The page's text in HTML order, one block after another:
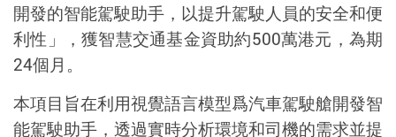
開發的智能駕駛助手，以提升駕駛人員的安全和便
利性」，獲智慧交通基金資助約500萬港元，為期
24個月。
本項目旨在利用視覺語言模型爲汽車駕駛艙開發智
能駕駛助手，透過實時分析環境和司機的需求並提